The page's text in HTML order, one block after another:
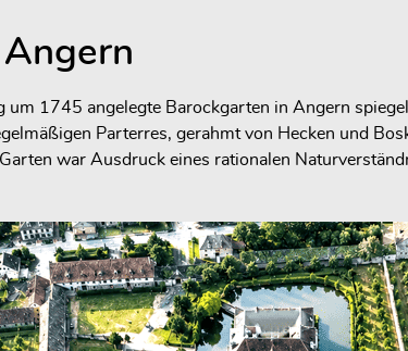
1745 angelegte Barockgarten in Angern
Parterres, gerahmt von Hecken und
war Ausdruck eines rationalen